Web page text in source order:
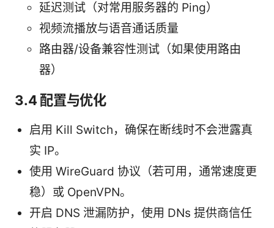
延迟测试（对常用服务器的 Ping）
视频流播放与语音通话质量
路由器/设备兼容性测试（如果使用路由
器）
3.4 配置与优化
启用 Kill Switch，确保在断线时不会泄露真
实 IP。
使用 WireGuard 协议（若可用，通常速度更
稳）或 OpenVPN。
开启 DNS 泄漏防护，使用 DNs 提供商信任